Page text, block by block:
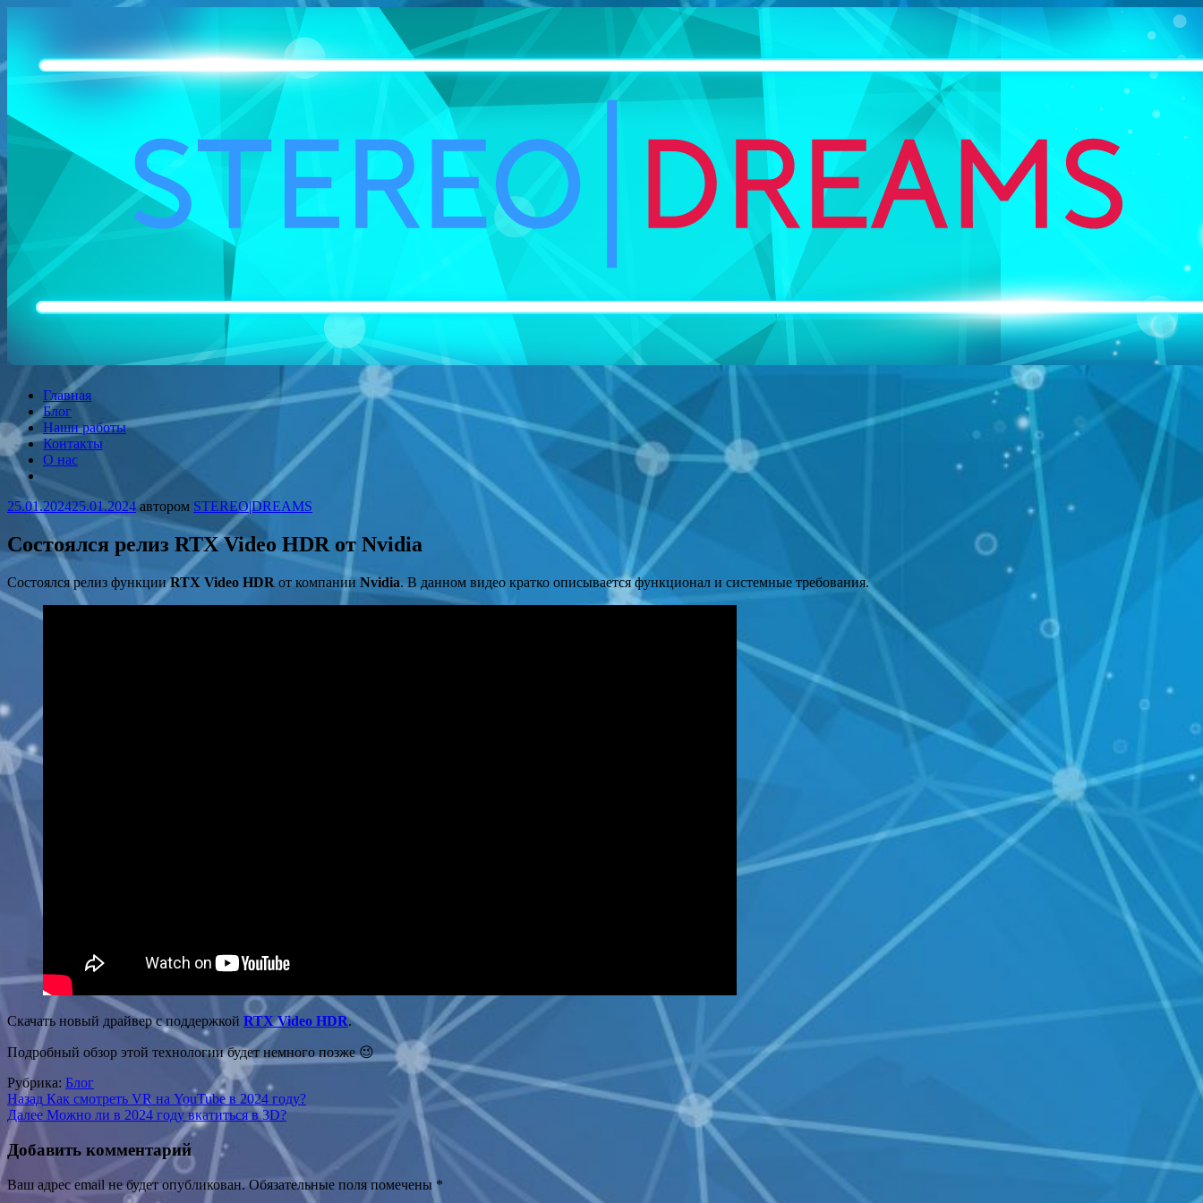
STEREO|DREAMS
Запечатлеваем мечты!
Главная
Блог
Наши работы
Контакты
О нас
25.01.202425.01.2024 автором STEREO|DREAMS
Состоялся релиз RTX Video HDR от Nvidia
Состоялся релиз функцииRTX Video HDR от компании Nvidia. В данном видео кратко описывается функционал и системные требования.
Скачать новый драйвер с поддержкой RTX Video HDR.
Подробный обзор этой технологии будет немного позже 😉
Рубрика: Блог
Навигация
по
записям
Назад Как смотреть VR на YouTube в 2024 году?
Далее Можно ли в 2024 году вкатиться в 3D?
Добавить комментарий
Ваш адрес email не будет опубликован. Обязательные поля помечены *